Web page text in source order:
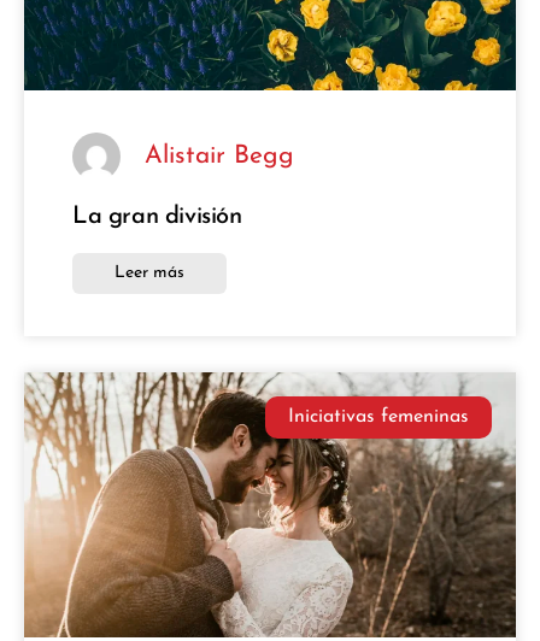
Alistair Begg
La gran división
Leer más
Iniciativas femeninas